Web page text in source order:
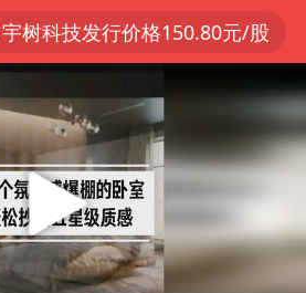
宇树科技发行价格150.80元/股
以“新”破局 首发经济点亮城市消费活力
台风白海豚即将进入48小时警戒线
郑国霖回应去景区上班被保安拦下
中央气象台发布台风黄色预警
80后女柜员逆袭成4200亿银行副行长
感觉全东北都在等7号